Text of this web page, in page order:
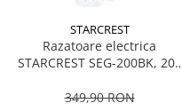
STARCREST
Razatoare electrica
STARCREST SEG-200BK, 200
349,90 RON